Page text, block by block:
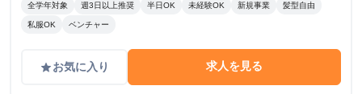
全学年対象 週3日以上推奨 半日OK 未経験OK 新規事業 髪型自由
私服OK ベンチャー
gradeお気に入り 求人を見る